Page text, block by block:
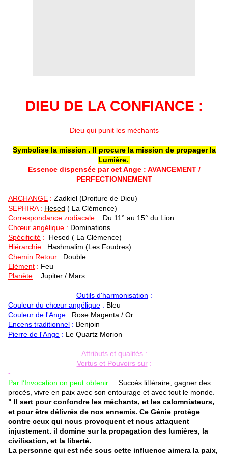
DIEU DE LA CONFIANCE :
Dieu qui punit les méchants
Symbolise la mission . Il procure la mission de propager la
Lumière.
Essence dispensée par cet Ange : AVANCEMENT /
PERFECTIONNEMENT
ARCHANGE : Zadkiel (Droiture de Dieu)
SEPHIRA : Hesed ( La Clémence)
Correspondance zodiacale :
Du 11° au 15° du Lion
Chœur angélique : Dominations
Spécificité : Hesed ( La Clémence)
Hiérarchie : Hashmalim (Les Foudres)
Chemin Retour : Double
Elément : Feu
Planète : Jupiter / Mars
Outils d'harmonisation :
Couleur du chœur angélique : Bleu
Couleur de l'Ange : Rose Magenta / Or
Encens traditionnel : Benjoin
Pierre de l'Ange : Le Quartz Morion
Attributs et qualités:
Vertus et Pouvoirs sur:
-
Par l’Invocation on peut obtenir :
Succès littéraire, gagner des
procès, vivre en paix avec son entourage et avec tout le monde.
" Il sert pour confondre les méchants, et les calomniateurs,
et pour être délivrés de nos ennemis. Ce Génie protège
contre ceux qui nous provoquent et nous attaquent
injustement. il domine sur la propagation des lumières, la
civilisation, et la liberté.
La personne qui est née sous cette influence aimera la paix,